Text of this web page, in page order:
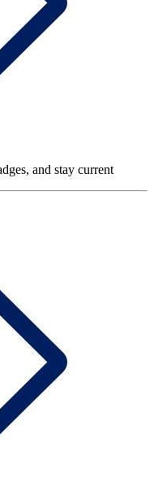
and stay current